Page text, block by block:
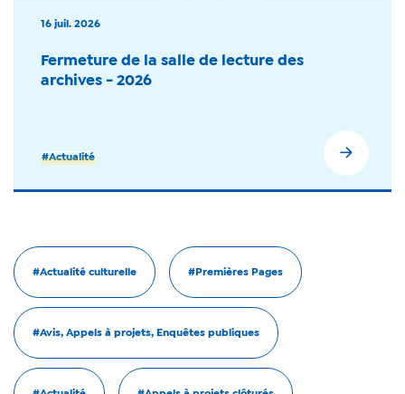
16 juil. 2026
Fermeture de la salle de lecture des
archives - 2026
#Actualité
#Actualité culturelle #Premières Pages
#Avis, Appels à projets, Enquêtes publiques